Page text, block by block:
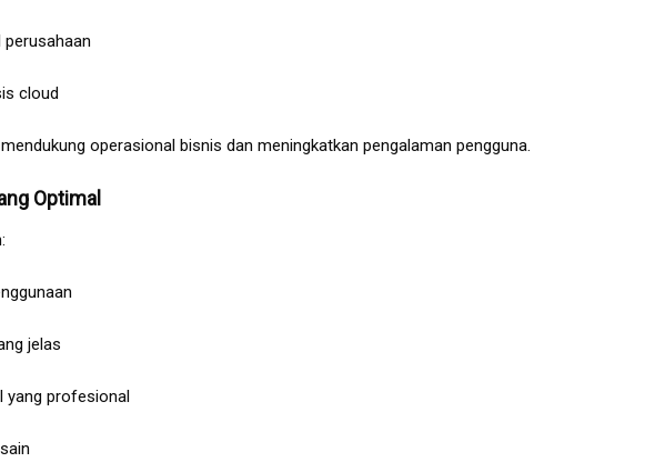
cloud
operasional bisnis dan meningkatkan pengalaman pengguna.
Optimal
jelas
yang profesional